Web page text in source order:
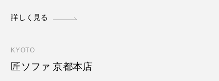
詳しく見る
KYOTO
匠ソファ 京都本店